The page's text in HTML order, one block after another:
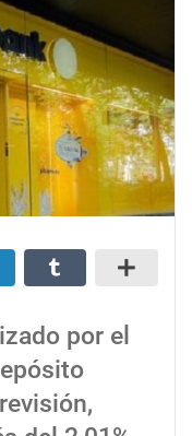
por el